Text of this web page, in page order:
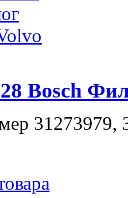
Bosch
31273979,